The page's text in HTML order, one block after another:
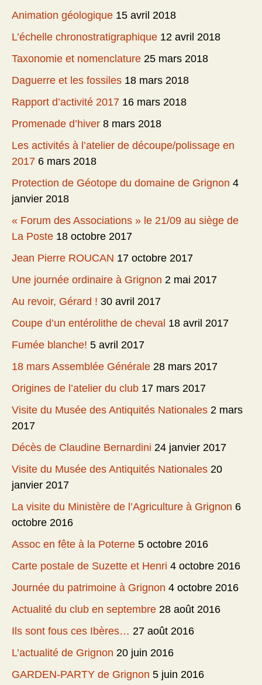
Animation géologique 15 avril 2018
L’échelle chronostratigraphique 12 avril 2018
Taxonomie et nomenclature 25 mars 2018
Daguerre et les fossiles 18 mars 2018
Rapport d’activité 2017 16 mars 2018
Promenade d’hiver 8 mars 2018
Les activités à l’atelier de découpe/polissage en
2017 6 mars 2018
Protection de Géotope du domaine de Grignon 4
janvier 2018
« Forum des Associations » le 21/09 au siège de
La Poste 18 octobre 2017
Jean Pierre ROUCAN 17 octobre 2017
Une journée ordinaire à Grignon 2 mai 2017
Au revoir, Gérard ! 30 avril 2017
Coupe d’un entérolithe de cheval 18 avril 2017
Fumée blanche! 5 avril 2017
18 mars Assemblée Générale 28 mars 2017
Origines de l’atelier du club 17 mars 2017
Visite du Musée des Antiquités Nationales 2 mars
2017
Décès de Claudine Bernardini 24 janvier 2017
Visite du Musée des Antiquités Nationales 20
janvier 2017
La visite du Ministère de l’Agriculture à Grignon 6
octobre 2016
Assoc en fête à la Poterne 5 octobre 2016
Carte postale de Suzette et Henri 4 octobre 2016
Journée du patrimoine à Grignon 4 octobre 2016
Actualité du club en septembre 28 août 2016
Ils sont fous ces Ibères… 27 août 2016
L’actualité de Grignon 20 juin 2016
GARDEN-PARTY de Grignon 5 juin 2016